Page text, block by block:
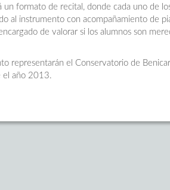
formato de recital, donde cada uno de
al instrumento con acompañamiento de
de valorar si los alumnos son
representarán el Conservatorio de
el año 2013.